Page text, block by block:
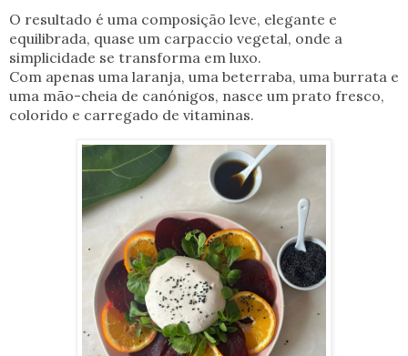
O resultado é uma composição leve, elegante e
equilibrada, quase um carpaccio vegetal, onde a
simplicidade se transforma em luxo.
Com apenas uma laranja, uma beterraba, uma burrata e
uma mão-cheia de canónigos, nasce um prato fresco,
colorido e carregado de vitaminas.